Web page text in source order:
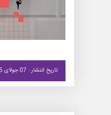
تاریخ انتشار : 07 جولای 25